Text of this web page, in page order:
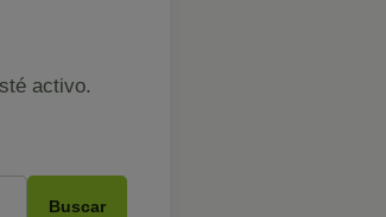
activo.
Buscar